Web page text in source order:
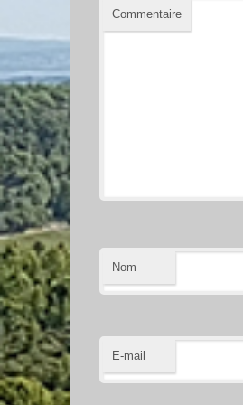
Commentaire
Nom
E-mail